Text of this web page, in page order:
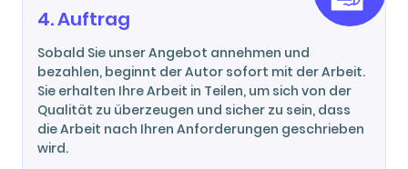
4. Auftrag
Sobald Sie unser Angebot annehmen und
bezahlen, beginnt der Autor sofort mit der Arbeit.
Sie erhalten Ihre Arbeit in Teilen, um sich von der
Qualität zu überzeugen und sicher zu sein, dass
die Arbeit nach Ihren Anforderungen geschrieben
wird.